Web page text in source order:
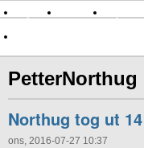
Nyheter Krönikor Sport
PetterNorthug
Northug tog ut
ons, 2016-07-27 10:37